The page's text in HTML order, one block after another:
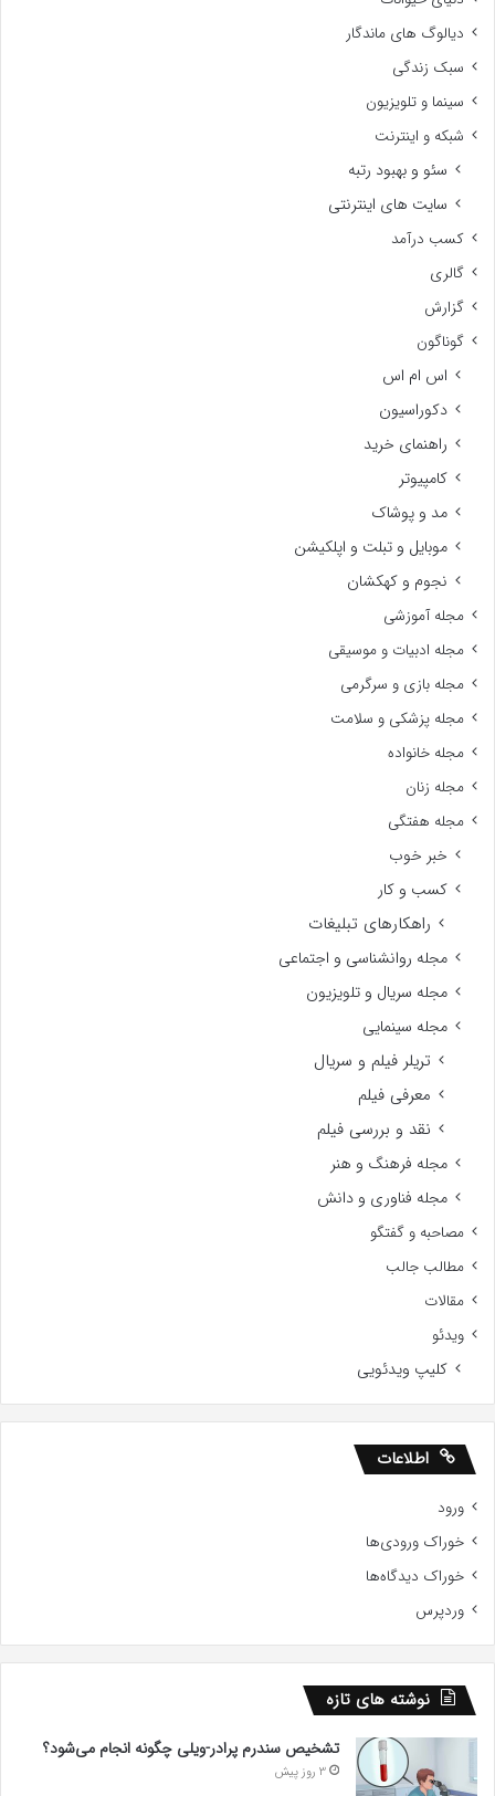
دیالوگ های ماندگار
سبک زندگی
سینما و تلویزیون
شبکه و اینترنت
سئو و بهبود رتبه
سایت های اینترنتی
کسب درآمد
گالری
گزارش
گوناگون
اس ام اس
دکوراسیون
راهنمای خرید
کامپیوتر
مد و پوشاک
موبایل و تبلت و اپلکیشن
نجوم و کهکشان
مجله آموزشی
مجله ادبیات و موسیقی
مجله بازی و سرگرمی
مجله پزشکی و سلامت
مجله خانواده
مجله زنان
مجله هفتگی
خبر خوب
کسب و کار
راهکارهای تبلیغات
مجله روانشناسی و اجتماعی
مجله سریال و تلویزیون
مجله سینمایی
تریلر فیلم و سریال
معرفی فیلم
نقد و بررسی فیلم
مجله فرهنگ و هنر
مجله فناوری و دانش
مصاحبه و گفتگو
مطالب جالب
مقالات
ویدئو
کلیپ ویدئویی
اطلاعات
ورود
خوراک ورودی‌ها
خوراک دیدگاه‌ها
وردپرس
نوشته های تازه
تشخیص سندرم پرادر-ویلی چگونه انجام می‌شود؟
3 روز پیش